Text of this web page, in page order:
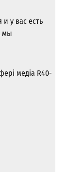
у вас есть
мы
медіа R40-